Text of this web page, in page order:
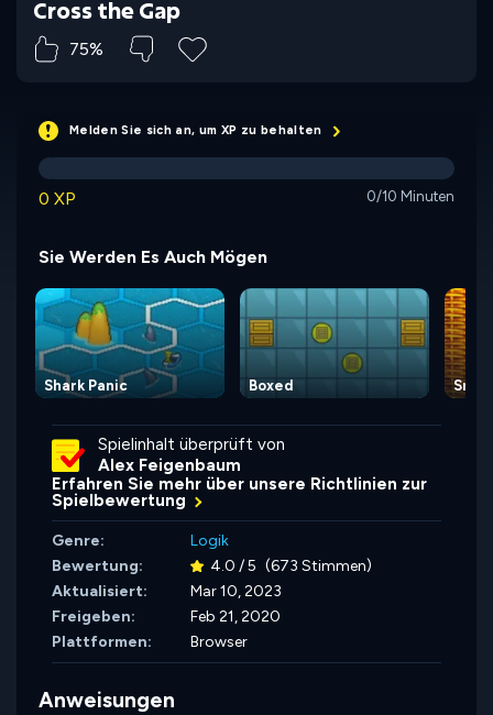
Cross the Gap
75%
Melden Sie sich an, um XP zu behalten
0 XP 0/10 Minuten
Sie Werden Es Auch Mögen
Shark Panic Boxed
Spielinhalt überprüft von
Alex Feigenbaum
Erfahren Sie mehr über unsere Richtlinien zur
Spielbewertung
Genre:
Logik
Bewertung:
4.0 / 5 (673 Stimmen)
Aktualisiert:
Mar 10, 2023
Freigeben:
Feb 21, 2020
Plattformen:
Browser
Anweisungen